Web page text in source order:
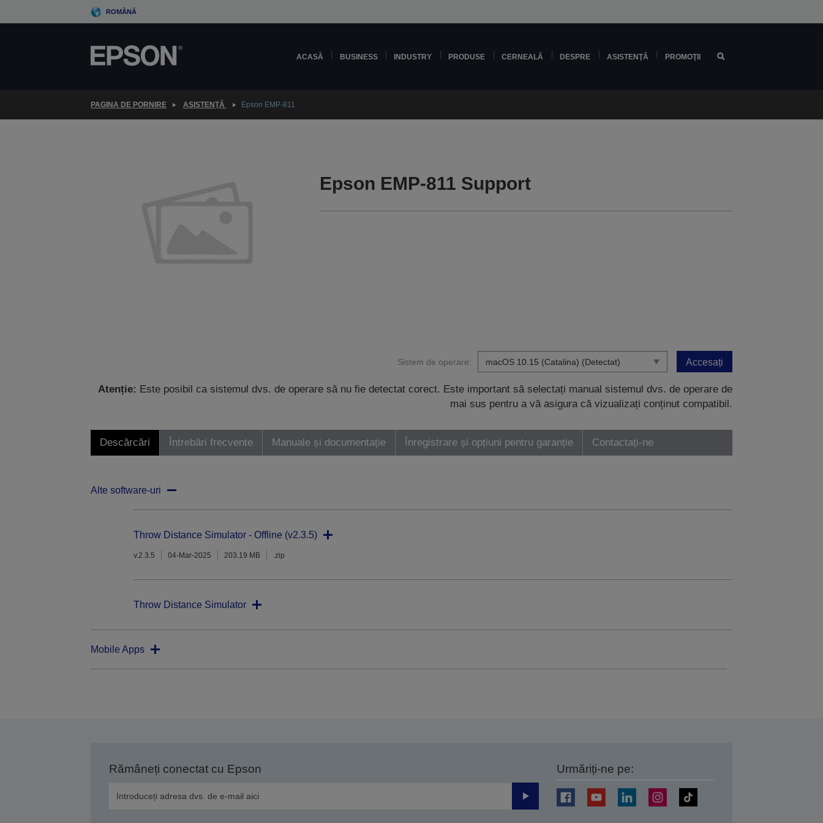
to
ROMÂNĂ
ACASĂ BUSINESS INDUSTRY PRODUSE CERNEALĂ DESPRE ASISTENŢĂ PROMOŢII
PAGINA DE PORNIRE ASISTENŢĂ Epson EMP-811
Epson EMP-811 Support
Sistem de operare: Accesați
Atenție: Este posibil ca sistemul dvs. de operare să nu fie detectat corect. Este important să selectați manual sistemul dvs. de operare de
mai sus pentru a vă asigura că vizualizați conținut compatibil.
Descărcări Întrebări frecvente Manuale și documentație Înregistrare și opțiuni pentru garanție Contactați-ne
Alte software-uri
Throw Distance Simulator - Offline (v2.3.5)
v.2.3.5 04-Mar-2025 203.19 MB .zip
Throw Distance Simulator
Mobile Apps
Rămâneți conectat cu Epson
Trimiteți
Urmăriți-ne pe: